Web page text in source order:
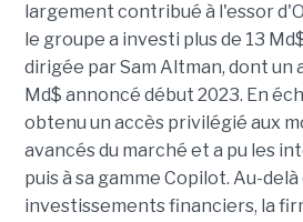
largement contribué à l'essor
le groupe a investi plus de 13
dirigée par Sam Altman, dont un
Md$ annoncé début 2023. En
obtenu un accès privilégié aux
avancés du marché et a pu les
puis à sa gamme Copilot. Au-delà
investissements financiers, la